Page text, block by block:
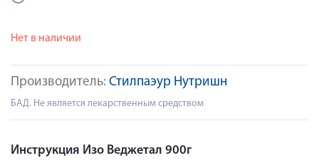
Производитель: Стилпаэур Нутришн
БАД. Не является лекарственным средством
Нет в наличии
Инструкция Изо Веджетал 900г